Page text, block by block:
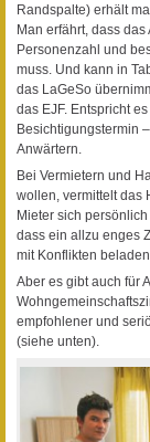
Randspalte) erhält
Man erfährt, dass
Personenzahl und
muss. Und kann in
das LaGeSo
das EJF. Entspricht
Besichtigungstermin
Anwärtern.
Bei Vermietern und
wollen, vermittelt das
Mieter sich
dass ein allzu enges
mit Konflikten
Aber es gibt auch für
empfohlener und
(siehe unten).